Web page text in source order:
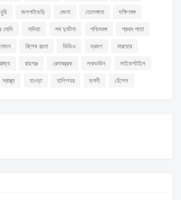
চুরি জলপাইগুড়ি জেলা তেলেঙ্গানা
দক্ষিণবঙ্গ
মোদি নাদিয়া পথ দুর্ঘটনা পশ্চিমবঙ্গ
প্রথম পাতা
বিশেষ রচনা ভিডিও ভ্রমণ
মারধোর
রাজ্য রায়গঞ্জ রেলমন্ত্রক লকডাউন
লাইফস্টাইল
স্বাস্থ্য হাওড়া হালিশহর হুগলী হেঁশেল